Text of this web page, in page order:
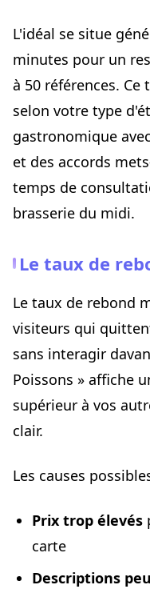
L'idéal se situe
minutes pour un
à 50 références.
selon votre type
gastronomique
et des accords
temps de
brasserie du midi.
Le taux de
Le taux de rebond
visiteurs qui
sans interagir
Poissons » affiche
supérieur à vos
clair.
Les causes
Prix trop élevés
carte
Descriptions